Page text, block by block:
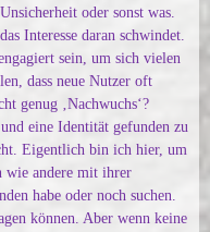
oder sonst was.
Interesse daran schwindet.
sein, um sich vielen
dass neue Nutzer oft
genug ‚Nachwuchs‘?
eine Identität gefunden zu
Eigentlich bin ich hier, um
wie andere mit ihrer
habe oder noch suchen.
können. Aber wenn keine